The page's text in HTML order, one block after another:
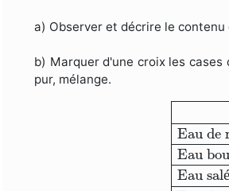
a) Observer et décrire le contenu
b) Marquer d'une croix les
pur, mélange.
Eau de
Eau
Eau sal
limpide